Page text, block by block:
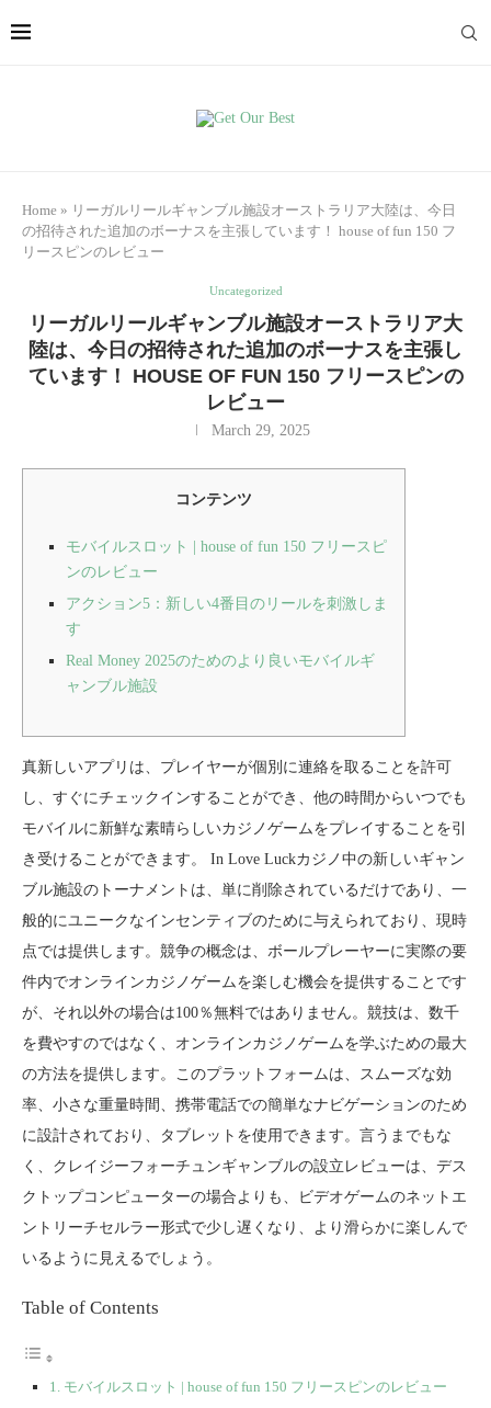
Home » リーガルリールギャンブル施設オーストラリア大陸は、今日
の招待された追加のボーナスを主張しています！ house of fun 150 フ
リースピンのレビュー
Uncategorized
リーガルリールギャンブル施設オーストラリア大
陸は、今日の招待された追加のボーナスを主張し
ています！ HOUSE OF FUN 150 フリースピンの
レビュー
March 29, 2025
コンテンツ
モバイルスロット | house of fun 150 フリースピ
ンのレビュー
アクション5：新しい4番目のリールを刺激しま
す
Real Money 2025のためのより良いモバイルギ
ャンブル施設
真新しいアプリは、プレイヤーが個別に連絡を取ることを許可
し、すぐにチェックインすることができ、他の時間からいつでも
モバイルに新鮮な素晴らしいカジノゲームをプレイすることを引
き受けることができます。 In Love Luckカジノ中の新しいギャン
ブル施設のトーナメントは、単に削除されているだけであり、一
般的にユニークなインセンティブのために与えられており、現時
点では提供します。競争の概念は、ボールプレーヤーに実際の要
件内でオンラインカジノゲームを楽しむ機会を提供することです
が、それ以外の場合は100％無料ではありません。競技は、数千
を費やすのではなく、オンラインカジノゲームを学ぶための最大
の方法を提供します。このプラットフォームは、スムーズな効
率、小さな重量時間、携帯電話での簡単なナビゲーションのため
に設計されており、タブレットを使用できます。言うまでもな
く、クレイジーフォーチュンギャンブルの設立レビューは、デス
クトップコンピューターの場合よりも、ビデオゲームのネットエ
ントリーチセルラー形式で少し遅くなり、より滑らかに楽しんで
いるように見えるでしょう。
Table of Contents
モバイルスロット | house of fun 150 フリースピンのレビュー